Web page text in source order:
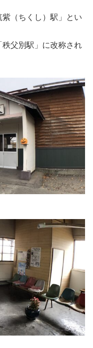
（ちくし）駅」とい
父別駅」に改称され